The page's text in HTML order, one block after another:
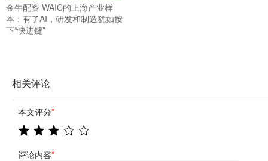
金牛配资 WAIC的上海产业样
本：有了AI，研发和制造犹如按
下“快进键”
相关评论
本文评分*
评论内容*